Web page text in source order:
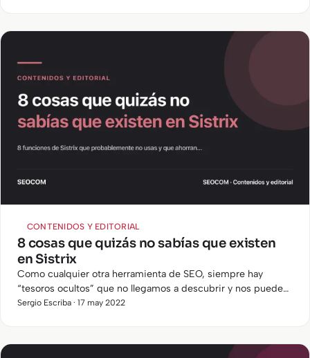
CONTENIDOS Y EDITORIAL
8 cosas que quizás no sabías que existen
en Sistrix
Como cualquier otra herramienta de SEO, siempre hay
“tesoros ocultos” que no llegamos a descubrir y nos pueden
facilitar el trabajo en muchas ocasiones, así como
Sergio Escriba · 17 may 2022